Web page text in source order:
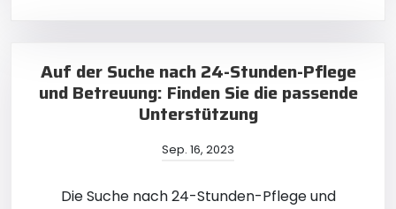
Auf der Suche nach 24-Stunden-Pflege
und Betreuung: Finden Sie die passende
Unterstützung
Sep. 16, 2023
Die Suche nach 24-Stunden-Pflege und